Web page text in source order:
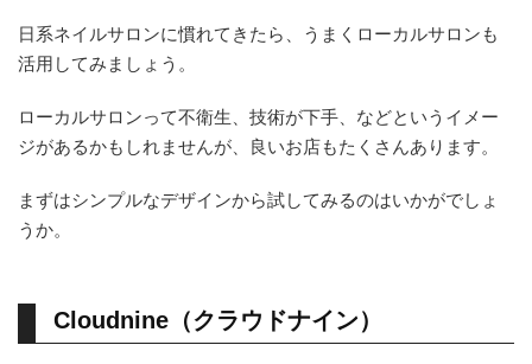
日系ネイルサロンに慣れてきたら、うまくローカルサロンも
活用してみましょう。
ローカルサロンって不衛生、技術が下手、などというイメー
ジがあるかもしれませんが、良いお店もたくさんあります。
まずはシンプルなデザインから試してみるのはいかがでしょ
うか。
Cloudnine（クラウドナイン）